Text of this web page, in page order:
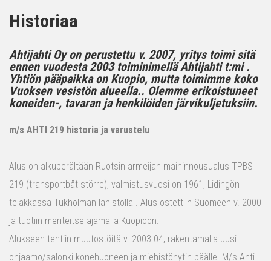
Historiaa
Ahtijahti Oy on perustettu v. 2007, yritys toimi sitä
ennen vuodesta 2003 toiminimellä Ahtijahti t:mi .
Yhtiön pääpaikka on Kuopio, mutta toimimme koko
Vuoksen vesistön alueella.. Olemme erikoistuneet
koneiden-, tavaran ja henkilöiden järvikuljetuksiin.
m/s AHTI 219 historia ja varustelu
Alus on alkuperältään Ruotsin armeijan maihinnousualus TPBS
219 (transportbåt större), valmistusvuosi on 1961, Lidingön
telakkassa Tukholman lähistöllä . Alus ostettiin Suomeen v. 2000
ja tuotiin meriteitse ajamalla Kuopioon.
Alukseen tehtiin muutostöitä v. 2003-04, rakentamalla uusi
ohjaamo/salonki konehuoneen ja miehistöhytin päälle. M/s Ahti